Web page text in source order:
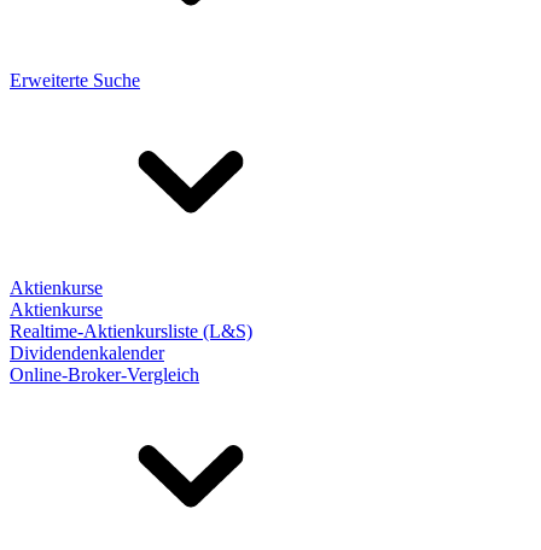
Erweiterte Suche
Aktienkurse
Aktienkurse
Realtime-Aktienkursliste (L&S)
Dividendenkalender
Online-Broker-Vergleich